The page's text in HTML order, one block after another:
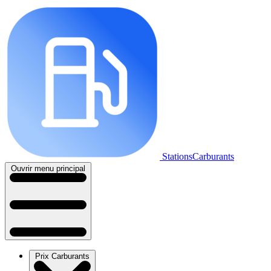
StationsCarburants
Ouvrir menu principal
Prix Carburants